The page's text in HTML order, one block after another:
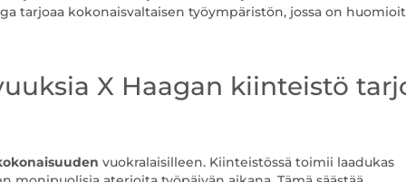
tarjoaa kokonaisvaltaisen työympäristön, jossa on
X Haagan kiinteistö
vuokralaisilleen. Kiinteistössä toimii laadukas